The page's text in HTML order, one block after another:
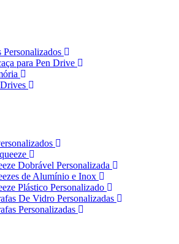
Personalizados
para Pen Drive
Dobrável Personalizada
de Alumínio e Inox
Plástico Personalizado
De Vidro Personalizadas
Personalizadas